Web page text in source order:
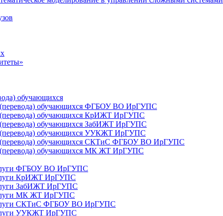
обучающихся
(перевода) обучающихся ФГБОУ ВО ИрГУПС
(перевода) обучающихся КрИЖТ ИрГУПС
(перевода) обучающихся ЗабИЖТ ИрГУПС
(перевода) обучающихся УУКЖТ ИрГУПС
(перевода) обучающихся СКТиС ФГБОУ ВО ИрГУПС
(перевода) обучающихся МК ЖТ ИрГУПС
ФГБОУ ВО ИрГУПС
КрИЖТ ИрГУПС
ЗабИЖТ ИрГУПС
МК ЖТ ИрГУПС
СКТиС ФГБОУ ВО ИрГУПС
УУКЖТ ИрГУПС